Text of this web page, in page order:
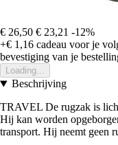
€ 26,50 € 23,21 -12%
+€ 1,16 cadeau voor je
bevestiging van je
Loading...
Beschrijving
TRAVEL De rugzak is
Hij kan worden
transport. Hij neemt geen